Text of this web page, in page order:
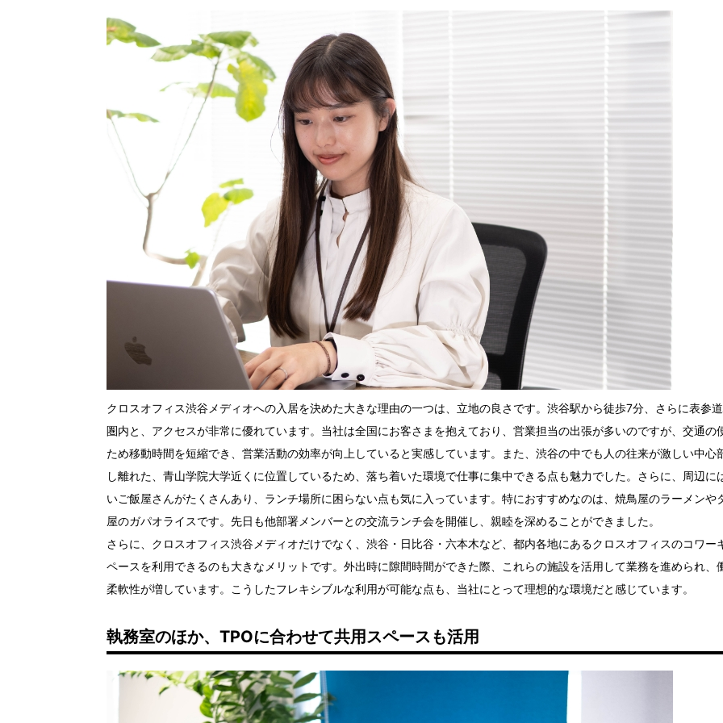
クロスオフィス渋谷メディオへの入居を決めた大きな理由の一つは、立地の良さです。渋谷駅から徒歩7分、さらに表参
圏内と、アクセスが非常に優れています。当社は全国にお客さまを抱えており、営業担当の出張が多いのですが、交通の
ため移動時間を短縮でき、営業活動の効率が向上していると実感しています。また、渋谷の中でも人の往来が激しい中心
し離れた、青山学院大学近くに位置しているため、落ち着いた環境で仕事に集中できる点も魅力でした。さらに、周辺に
いご飯屋さんがたくさんあり、ランチ場所に困らない点も気に入っています。特におすすめなのは、焼鳥屋のラーメンや
屋のガパオライスです。先日も他部署メンバーとの交流ランチ会を開催し、親睦を深めることができました。
さらに、クロスオフィス渋谷メディオだけでなく、渋谷・日比谷・六本木など、都内各地にあるクロスオフィスのコワー
ペースを利用できるのも大きなメリットです。外出時に隙間時間ができた際、これらの施設を活用して業務を進められ、
柔軟性が増しています。こうしたフレキシブルな利用が可能な点も、当社にとって理想的な環境だと感じています。
執務室のほか、TPOに合わせて共用スペースも活用